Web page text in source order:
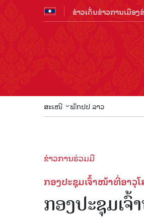
ຂ່າວເດັ່ນຂ່າວການເມືອງ
ສະເໜີ ພັກປປ ລາວ
ຂ່າວການຮ່ວມມື
ກອງປະຊຸມເຈົ້າໜ້າທີ່ອາວຸ
ກອງປະຊຸມເ